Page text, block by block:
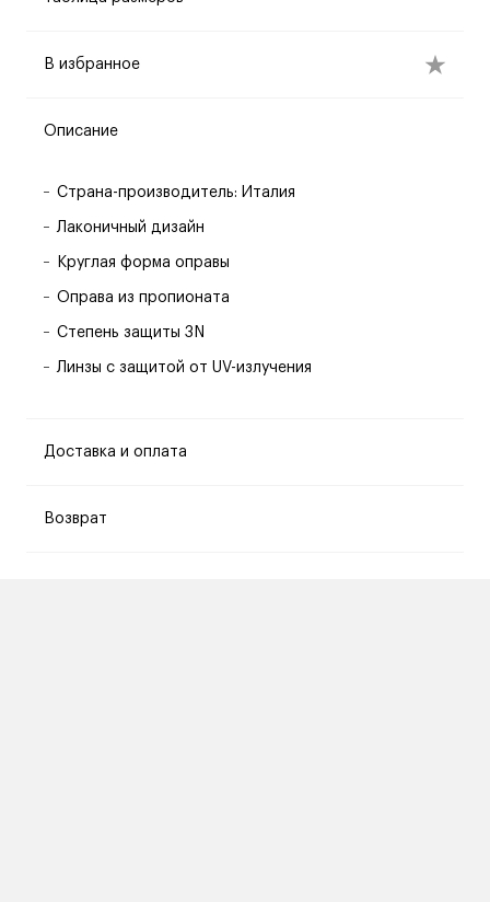
В избранное
Описание
Страна-производитель: Италия
Лаконичный дизайн
Круглая форма оправы
Оправа из пропионата
Степень защиты 3N
Линзы с защитой от UV-излучения
Доставка и оплата
Возврат